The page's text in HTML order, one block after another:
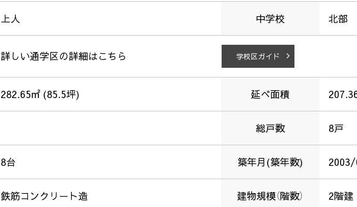
上人 中学校 北部
詳しい通学区の詳細はこちら 学校区ガイド
282.65㎡ (85.5坪) 延べ面積
総戸数 8戸
8台 築年月(築年数)
鉄筋コンクリート造 建物規模（階数） 2階建